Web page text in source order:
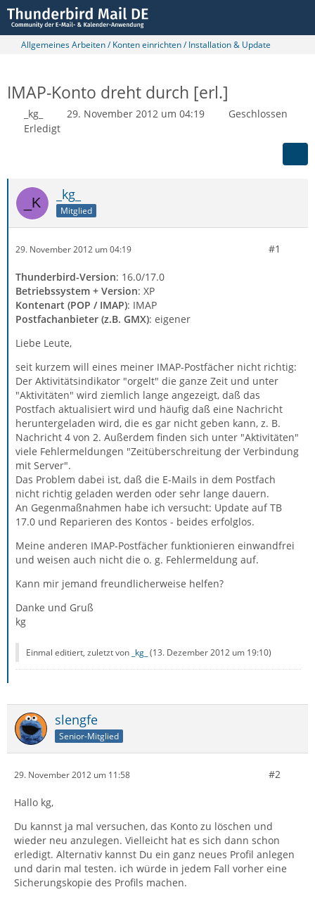
Allgemeines Arbeiten / Konten einrichten / Installation & Update
IMAP-Konto dreht durch [erl.]
_kg_ 29. November 2012 um 04:19
Geschlossen
Erledigt
_kg_
Mitglied
29. November 2012 um 04:19 #1
Thunderbird-Version: 16.0/17.0
Betriebssystem + Version: XP
Kontenart (POP / IMAP): IMAP
Postfachanbieter (z.B. GMX): eigener
Liebe Leute,
seit kurzem will eines meiner IMAP-Postfächer nicht richtig:
Der Aktivitätsindikator "orgelt" die ganze Zeit und unter
"Aktivitäten" wird ziemlich lange angezeigt, daß das
Postfach aktualisiert wird und häufig daß eine Nachricht
heruntergeladen wird, die es gar nicht geben kann, z. B.
Nachricht 4 von 2. Außerdem finden sich unter "Aktivitäten"
viele Fehlermeldungen "Zeitüberschreitung der Verbindung
mit Server".
Das Problem dabei ist, daß die E-Mails in dem Postfach
nicht richtig geladen werden oder sehr lange dauern.
An Gegenmaßnahmen habe ich versucht: Update auf TB
17.0 und Reparieren des Kontos - beides erfolglos.
Meine anderen IMAP-Postfächer funktionieren einwandfrei
und weisen auch nicht die o. g. Fehlermeldung auf.
Kann mir jemand freundlicherweise helfen?
Danke und Gruß
kg
Einmal editiert, zuletzt von _kg_ (13. Dezember 2012 um 19:10)
slengfe
Senior-Mitglied
29. November 2012 um 11:58 #2
Hallo kg,
Du kannst ja mal versuchen, das Konto zu löschen und
wieder neu anzulegen. Vielleicht hat es sich dann schon
erledigt. Alternativ kannst Du ein ganz neues Profil anlegen
und darin mal testen. ich würde in jedem Fall vorher eine
Sicherungskopie des Profils machen.